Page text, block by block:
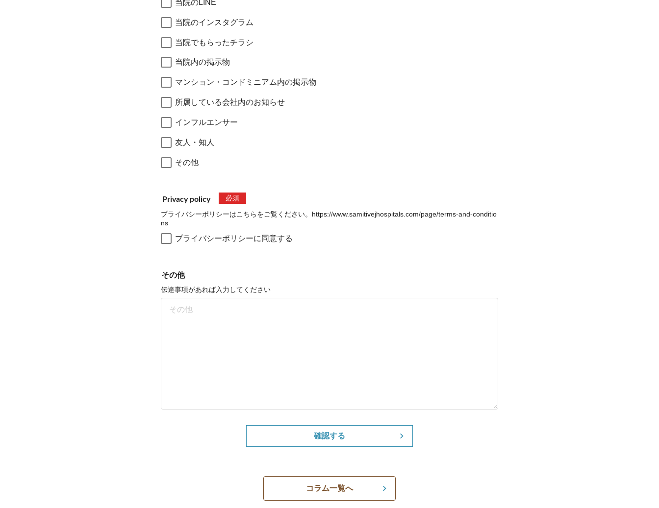
当院のLINE
当院のインスタグラム
当院でもらったチラシ
当院内の掲示物
マンション・コンドミニアム内の掲示物
所属している会社内のお知らせ
インフルエンサー
友人・知人
その他
Privacy policy 必須
プライバシーポリシーはこちらをご覧ください。https://www.samitivejhospitals.com/page/terms-and-conditio
ns
プライバシーポリシーに同意する
その他
伝達事項があれば入力してください
確認する
コラム一覧へ